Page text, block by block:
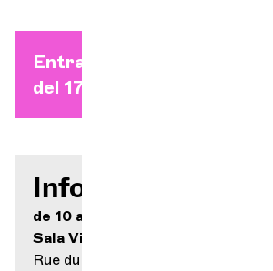
Entradas individuales a
del 17 de agosto
Información
de 10 a 70
Sala Victoria
Rue du Général-Dufour 14